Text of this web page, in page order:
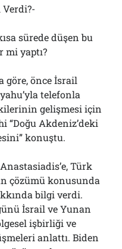
sürede düşen bu
mi yaptı?
göre, önce İsrail
telefonla
gelişmesi için
“Doğu Akdeniz’deki
konuştu.
Türk
çözümü konusunda
bilgi verdi.
İsrail ve Yunan
işbirliği ve
anlattı. Biden